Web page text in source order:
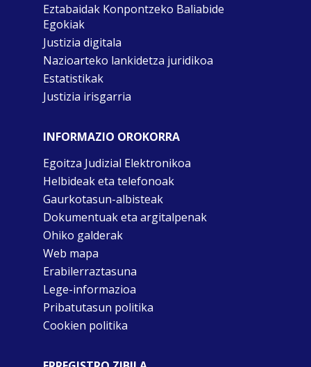
Eztabaidak Konpontzeko Baliabide
Egokiak
Justizia digitala
Nazioarteko lankidetza juridikoa
Estatistikak
Justizia irisgarria
INFORMAZIO OROKORRA
Egoitza Judizial Elektronikoa
Helbideak eta telefonoak
Gaurkotasun-albisteak
Dokumentuak eta argitalpenak
Ohiko galderak
Web mapa
Erabilerraztasuna
Lege-informazioa
Pribatutasun politika
Cookien politika